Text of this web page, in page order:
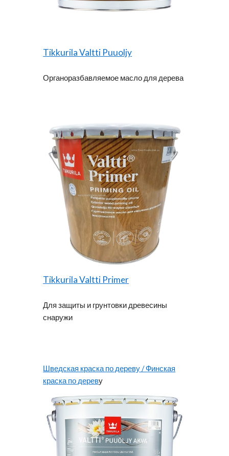
Tikkurila Valtti Puuoljy
Органоразбавляемое масло для дерева
Tikkurila Valtti Primer
Для защиты и грунтовки древесины
снаружи
Шведская краска по дереву / Финская
краска по дереву